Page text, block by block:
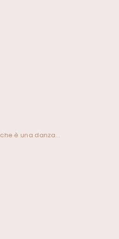
è una danza...